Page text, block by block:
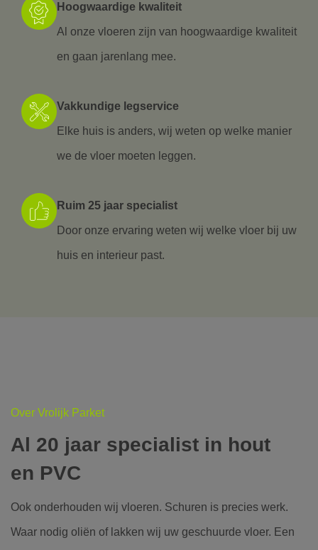
Hoogwaardige kwaliteit
Al onze vloeren zijn van hoogwaardige kwaliteit
en gaan jarenlang mee.
Vakkundige legservice
Elke huis is anders, wij weten op welke manier
we de vloer moeten leggen.
Ruim 25 jaar specialist
Door onze ervaring weten wij welke vloer bij uw
huis en interieur past.
Over Vrolijk Parket
Al 20 jaar specialist in hout
en PVC
Ook onderhouden wij vloeren. Schuren is precies werk.
Waar nodig oliën of lakken wij uw geschuurde vloer. Een